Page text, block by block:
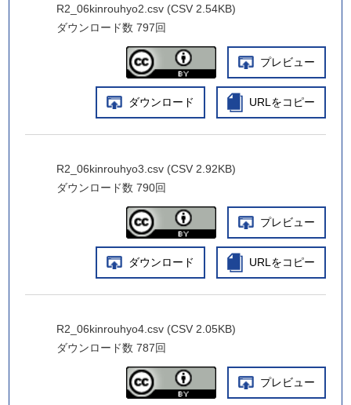
R2_06kinrouhyo2.csv (CSV 2.54KB)
ダウンロード数 797回
プレビュー
ダウンロード URLをコピー
R2_06kinrouhyo3.csv (CSV 2.92KB)
ダウンロード数 790回
プレビュー
ダウンロード URLをコピー
R2_06kinrouhyo4.csv (CSV 2.05KB)
ダウンロード数 787回
プレビュー